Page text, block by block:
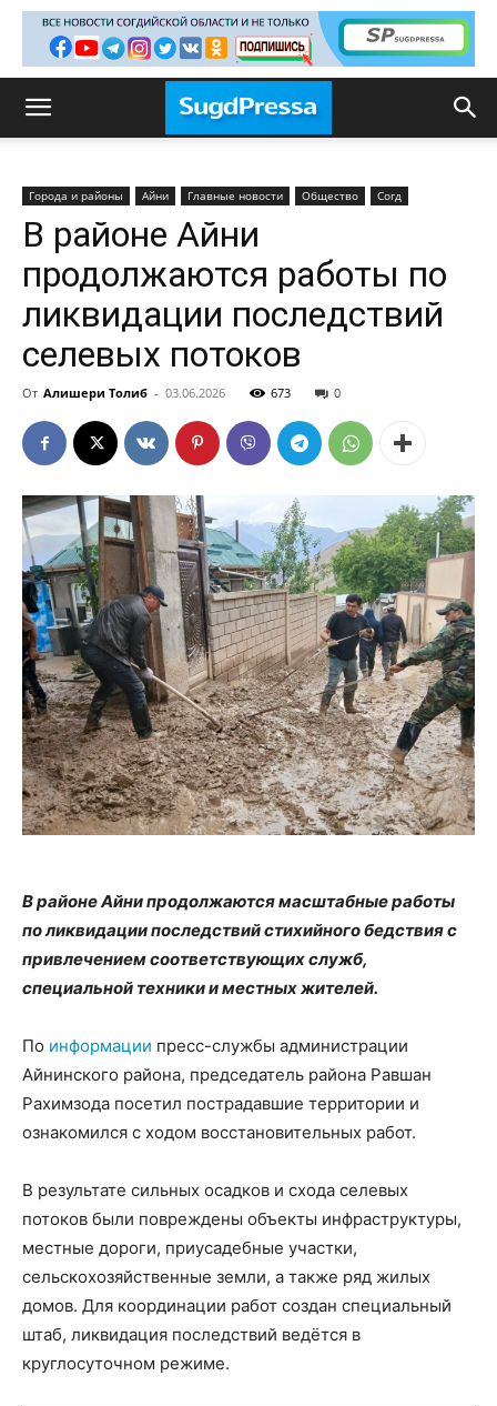
Города и районы Айни Главные новости Общество Согд
В районе Айни
продолжаются работы по
ликвидации последствий
селевых потоков
От Алишери Толиб - 03.06.2026 673 0
В районе Айни продолжаются масштабные работы
по ликвидации последствий стихийного бедствия с
привлечением соответствующих служб,
специальной техники и местных жителей.
По информации пресс-службы администрации
Айнинского района, председатель района Равшан
Рахимзода посетил пострадавшие территории и
ознакомился с ходом восстановительных работ.
В результате сильных осадков и схода селевых
потоков были повреждены объекты инфраструктуры,
местные дороги, приусадебные участки,
сельскохозяйственные земли, а также ряд жилых
домов. Для координации работ создан специальный
штаб, ликвидация последствий ведётся в
круглосуточном режиме.